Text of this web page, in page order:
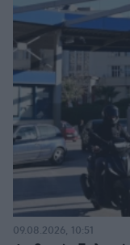
09.08.2026, 10:51